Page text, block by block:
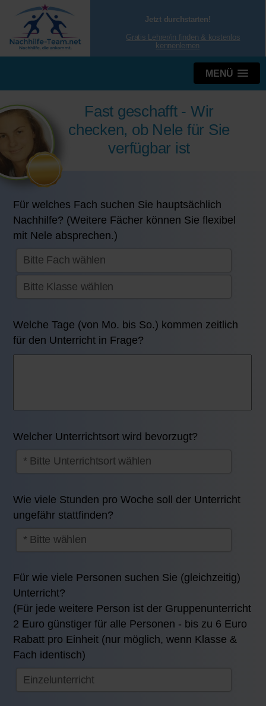
Jetzt durchstarten!
Gratis Lehrer/in finden & kostenlos
kennenlernen
MENÜ
Fast geschafft - Wir
checken, ob Nele für Sie
verfügbar ist
Für welches Fach suchen Sie hauptsächlich
Nachhilfe? (Weitere Fächer können Sie flexibel
mit Nele absprechen.)
Welche Tage (von Mo. bis So.) kommen zeitlich
für den Unterricht in Frage?
Welcher Unterrichtsort wird bevorzugt?
Wie viele Stunden pro Woche soll der Unterricht
ungefähr stattfinden?
Für wie viele Personen suchen Sie (gleichzeitig)
Unterricht?
(Für jede weitere Person ist der Gruppenunterricht
2 Euro günstiger für alle Personen - bis zu 6 Euro
Rabatt pro Einheit (nur möglich, wenn Klasse &
Fach identisch)